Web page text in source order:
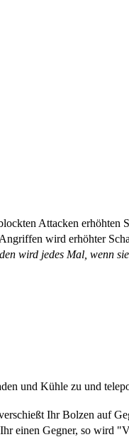
Attacken erhöhten
wird erhöhter
wird jedes Mal, wenn
und Kühle zu und
Ihr Bolzen auf
einen Gegner, so wird